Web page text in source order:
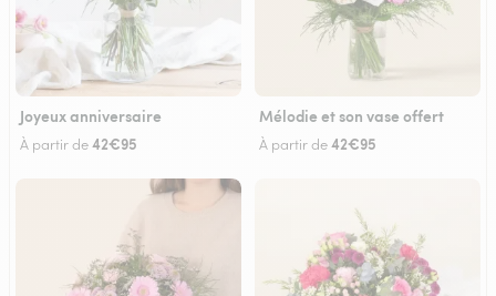
Joyeux anniversaire
À partir de42€95
Mélodie et son vase offert
À partir de42€95